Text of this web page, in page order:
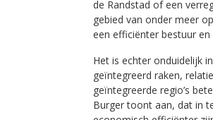
de Randstad of een
gebied van onder meer
een efficiënter bestuur en
Het is echter onduidelijk
geïntegreerd raken,
geïntegreerde regio’s
Burger toont aan, dat in